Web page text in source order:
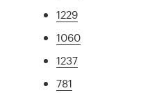
1229
1060
1237
781